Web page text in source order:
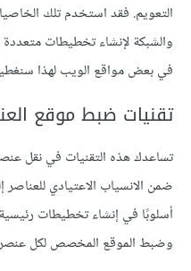
التعويم. فقد استخدم تلك
والشبكة لإنشاء تخطيطات
في بعض مواقع الويب لهذا
تقنيات ضبط موقع
تساعدك هذه التقنيات في نقل
ضمن الانسياب الاعتيادي
أسلوبًا في إنشاء تخطيطات
وضبط الموقع المخصص لكل